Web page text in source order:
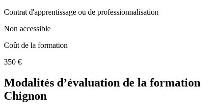
Contrat d'apprentissage ou de professionnalisation
Non accessible
Coût de la formation
350 €
Modalités d’évaluation de la formation
Chignon